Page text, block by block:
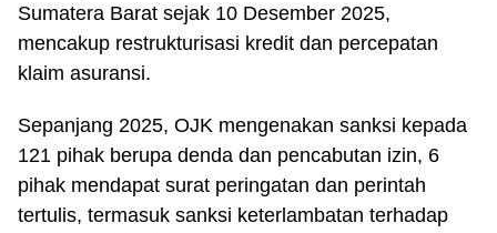
Sumatera Barat sejak 10 Desember 2025,
mencakup restrukturisasi kredit dan percepatan
klaim asuransi.
Sepanjang 2025, OJK mengenakan sanksi kepada
121 pihak berupa denda dan pencabutan izin, 6
pihak mendapat surat peringatan dan perintah
tertulis, termasuk sanksi keterlambatan terhadap